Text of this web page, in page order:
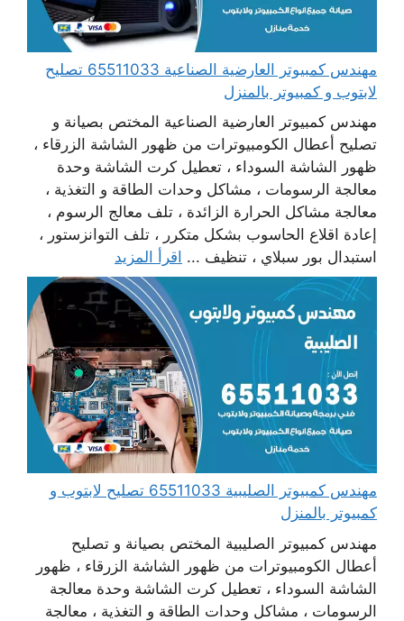
مهندس كمبيوتر العارضية الصناعية 65511033 تصليح
لابتوب و كمبيوتر بالمنزل
مهندس كمبيوتر العارضية الصناعية المختص بصيانة و
تصليح أعطال الكومبيوترات من ظهور الشاشة الزرقاء ،
ظهور الشاشة السوداء ، تعطيل كرت الشاشة وحدة
معالجة الرسومات ، مشاكل وحدات الطاقة و التغذية ،
معالجة مشاكل الحرارة الزائدة ، تلف معالج الرسوم ،
إعادة اقلاع الحاسوب بشكل متكرر ، تلف التوانزستور ،
استبدال بور سبلاي ، تنظيف ... اقرأ المزيد
مهندس كمبيوتر الصليبية 65511033 تصليح لابتوب و
كمبيوتر بالمنزل
مهندس كمبيوتر الصليبية المختص بصيانة و تصليح
أعطال الكومبيوترات من ظهور الشاشة الزرقاء ، ظهور
الشاشة السوداء ، تعطيل كرت الشاشة وحدة معالجة
الرسومات ، مشاكل وحدات الطاقة و التغذية ، معالجة